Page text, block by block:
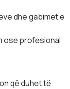
dhe gabimet e
ose profesional
që duhet të